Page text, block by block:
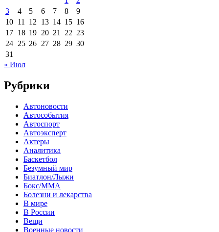
3
4 5 6 7 8
9
10 11 12 13 14 15 16
17 18 19 20 21 22 23
24 25 26 27 28 29 30
31
« Июл
Рубрики
Автоновости
Автособытия
Автоспорт
Автоэксперт
Актеры
Аналитика
Баскетбол
Безумный мир
Биатлон/Лыжи
Бокс/MMA
Болезни и лекарства
В мире
В России
Вещи
Военные новости